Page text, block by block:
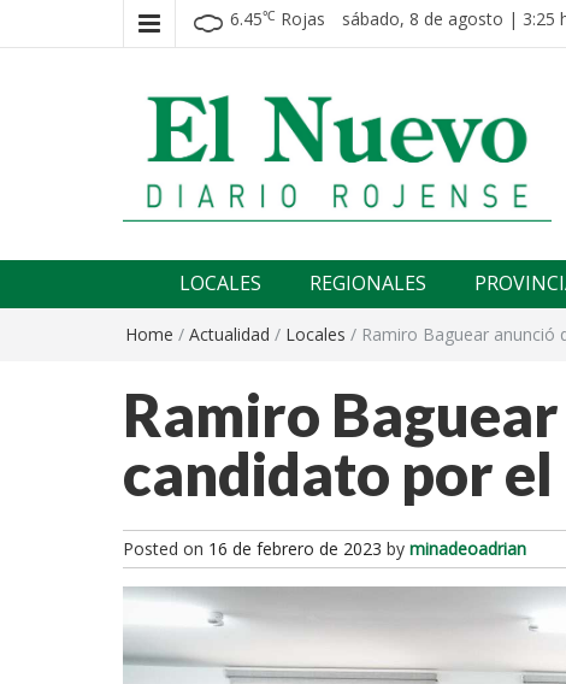
6.45℃ Rojas sábado, 8 de agosto | 3:25
El nuevo rojense
LOCALES REGIONALES
Home / Actualidad / Locales / Ramiro Baguear anunció
Ramiro
candidato por
Posted on 16 de febrero de 2023 by minadeoadrian